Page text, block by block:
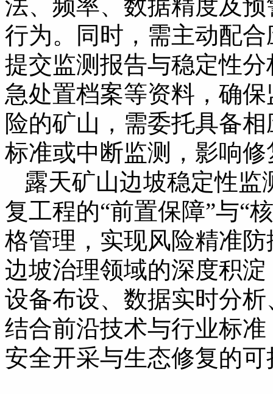
法、频率、数据精度及
行为。同时，需主动配
提交监测报告与稳定性
急处置档案等资料，确
险的矿山，需委托具备
标准或中断监测，影响
露天矿山边坡稳定性监
复工程的“前置保障”与“
格管理，实现风险精准
边坡治理领域的深度积
设备布设、数据实时分
结合前沿技术与行业标
安全开采与生态修复的